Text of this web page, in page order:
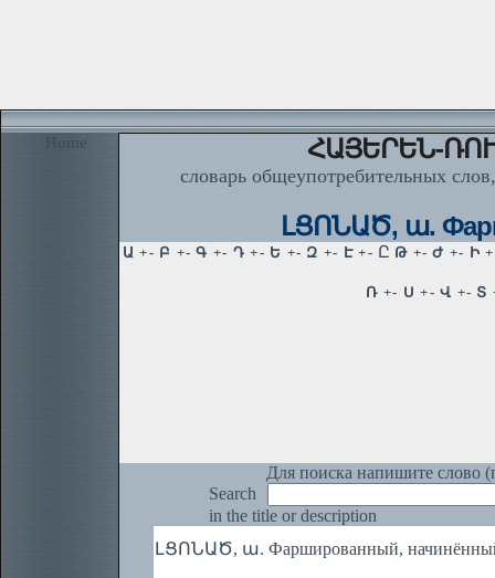
Home ՀԱՅԵՐԵՆ-
словарь общеупотребительных
ԼՑՈՆԱԾ, ա.
Для поиска напишите слово
Search
in the title or description
ԼՑՈՆԱԾ, ա. Фаршированный,